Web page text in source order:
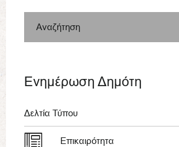
Αναζήτηση
Ενημέρωση Δημότη
Δελτία Τύπου
Επικαιρότητα